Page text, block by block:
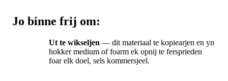
Jo binne frij om:
Ut te wikseljen — dit materiaal te kopiearjen en yn
hokker medium of foarm ek opnij te fersprieden
foar elk doel, sels kommersjeel.